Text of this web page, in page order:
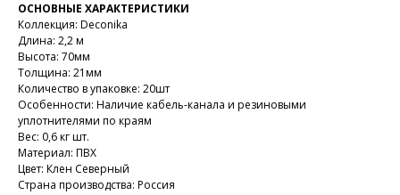
ОСНОВНЫЕ ХАРАКТЕРИСТИКИ
Коллекция: Deconika
Длина: 2,2 м
Высота: 70мм
Толщина: 21мм
Количество в упаковке: 20шт
Особенности: Наличие кабель-канала и резиновыми
уплотнителями по краям
Вес: 0,6 кг шт.
Материал: ПВХ
Цвет: Клен Северный
Страна производства: Россия